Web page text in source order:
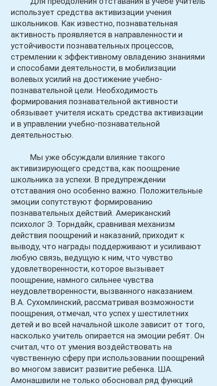
использует средства активизации учения
школьников. Как известно, познавательная
активность проявляется в направленности и
устойчивости познавательных процессов,
стремлении к эффективному овладению знаниями
и способами деятельности, в мобилизации
волевых усилий на достижение учебно-
познавательной цели. Необходимость
формирования познавательной активности
обязывает учителя искать средства активизации
и в управлении учебно-познавательной
деятельностью.
Мы уже обсуждали влияние такого
активизирующего средства, как поощрение
школьника за успехи. В предупреждении
отставания оно особенно важно. Положительные
эмоции сопутствуют формированию
познавательных действий. Американский
психолог Э. Торндайк, сравнивая механизм
действия поощрений и наказаний, приходит к
выводу, что награды поддерживают и усиливают
любую связь, ведущую к ним, что чувство
удовлетворенности, которое вызывает
поощрение, намного сильнее чувства
неудовлетворенности, вызванного наказанием.
В.А. Сухомлинский, рассматривая возможности
поощрения, отмечал, что успех у шестилетних
детей и во всей начальной школе зависит от того,
насколько учитель опирается на эмоции ребят. Он
считал, что от умения воздействовать на
чувственную сферу при использовании поощрений
во многом зависит развитие ребенка. ША.
Амонашвили не только обосновал ряд функций